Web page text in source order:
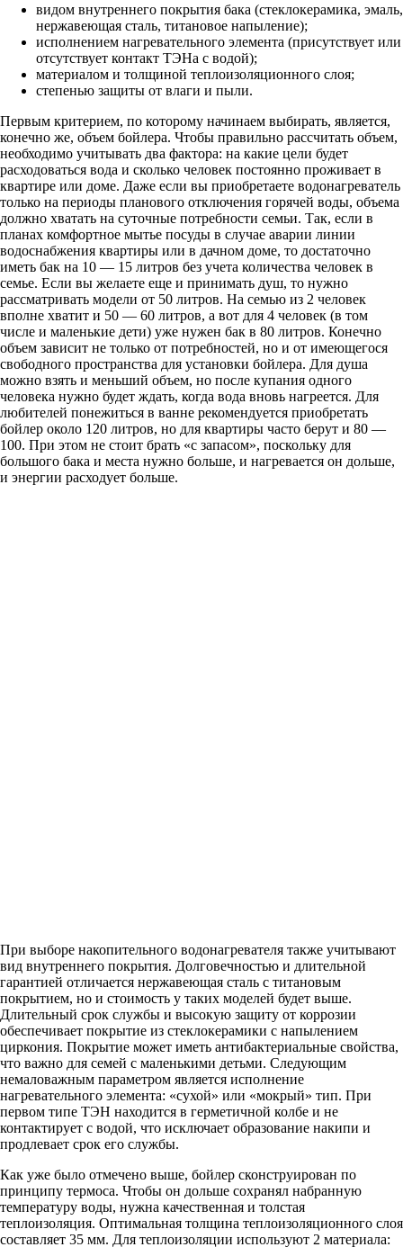
видом внутреннего покрытия бака (стеклокерамика, эмаль,
нержавеющая сталь, титановое напыление);
исполнением нагревательного элемента (присутствует или
отсутствует контакт ТЭНа с водой);
материалом и толщиной теплоизоляционного слоя;
степенью защиты от влаги и пыли.
Первым критерием, по которому начинаем выбирать, является,
конечно же, объем бойлера. Чтобы правильно рассчитать объем,
необходимо учитывать два фактора: на какие цели будет
расходоваться вода и сколько человек постоянно проживает в
квартире или доме. Даже если вы приобретаете водонагреватель
только на периоды планового отключения горячей воды, объема
должно хватать на суточные потребности семьи. Так, если в
планах комфортное мытье посуды в случае аварии линии
водоснабжения квартиры или в дачном доме, то достаточно
иметь бак на 10 — 15 литров без учета количества человек в
семье. Если вы желаете еще и принимать душ, то нужно
рассматривать модели от 50 литров. На семью из 2 человек
вполне хватит и 50 — 60 литров, а вот для 4 человек (в том
числе и маленькие дети) уже нужен бак в 80 литров. Конечно
объем зависит не только от потребностей, но и от имеющегося
свободного пространства для установки бойлера. Для душа
можно взять и меньший объем, но после купания одного
человека нужно будет ждать, когда вода вновь нагреется. Для
любителей понежиться в ванне рекомендуется приобретать
бойлер около 120 литров, но для квартиры часто берут и 80 —
100. При этом не стоит брать «с запасом», поскольку для
большого бака и места нужно больше, и нагревается он дольше,
и энергии расходует больше.
При выборе накопительного водонагревателя также учитывают
вид внутреннего покрытия. Долговечностью и длительной
гарантией отличается нержавеющая сталь с титановым
покрытием, но и стоимость у таких моделей будет выше.
Длительный срок службы и высокую защиту от коррозии
обеспечивает покрытие из стеклокерамики с напылением
циркония. Покрытие может иметь антибактериальные свойства,
что важно для семей с маленькими детьми. Следующим
немаловажным параметром является исполнение
нагревательного элемента: «сухой» или «мокрый» тип. При
первом типе ТЭН находится в герметичной колбе и не
контактирует с водой, что исключает образование накипи и
продлевает срок его службы.
Как уже было отмечено выше, бойлер сконструирован по
принципу термоса. Чтобы он дольше сохранял набранную
температуру воды, нужна качественная и толстая
теплоизоляция. Оптимальная толщина теплоизоляционного слоя
составляет 35 мм. Для теплоизоляции используют 2 материала: